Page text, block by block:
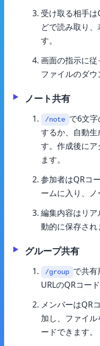
受け取る相手
どで読み取り
す。
画面の指示に従
ファイルのダウ
ノート共有
/note で6文
するか、自動生
す。作成後に
ます。
参加者はQRコ
ームに入り、ノ
編集内容はリ
動的に保存され
グループ共有
/group で共
URLのQRコー
メンバーはQR
加し、ファイ
ードできます。